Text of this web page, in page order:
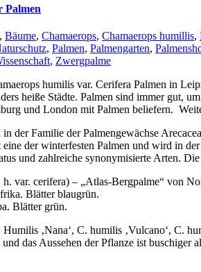
Palmen
, Bäume, Chamaerops, Chamaerops humillis,
, Palmen, Palmengarten,
, Zwergpalme
humilis var. Cerifera Palmen in
heiße Städte. Palmen sind immer gut,
und London mit Palmen beliefern.
der Familie der Palmengewächse
der winterfesten Palmen und wird in
und zahlreiche synonymisierte Arten.
var. cerifera) – „Atlas-Bergpalme“ von
Blätter blaugrün.
Blätter grün.
‚Nana‘, C. humilis ‚Vulcano‘, C.
das Aussehen der Pflanze ist buschiger